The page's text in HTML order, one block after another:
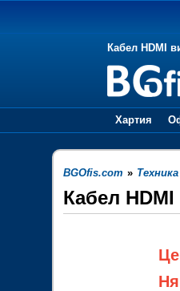
Кабел HDMI
Хартия
BGOfis.com »
Кабел